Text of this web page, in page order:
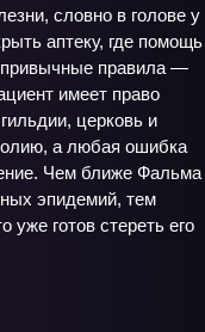
словно в голове у
аптеку, где помощь
привычные правила —
имеет право
церковь и
а любая ошибка
Чем ближе Фальма
эпидемий, тем
уже готов стереть его